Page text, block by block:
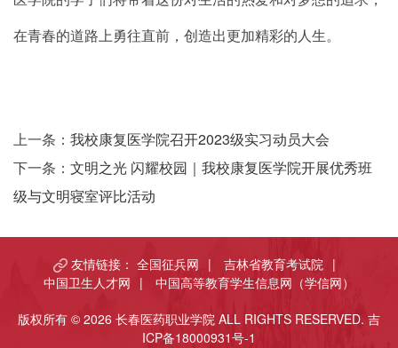
在青春的道路上勇往直前，创造出更加精彩的人生。
上一条： 我校康复医学院召开2023级实习动员大会
下一条： 文明之光 闪耀校园｜我校康复医学院开展优秀班
级与文明寝室评比活动
友情链接： 全国征兵网 | 吉林省教育考试院 |
中国卫生人才网 | 中国高等教育学生信息网（学信网）
版权所有 © 2026 长春医药职业学院 ALL RIGHTS RESERVED. 吉
ICP备18000931号-1